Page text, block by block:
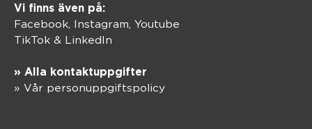
Vi finns även på:
Facebook, Instagram Youtube
TikTok & LinkedIn
» Alla kontaktuppgifter
» Vår personuppgiftspolicy